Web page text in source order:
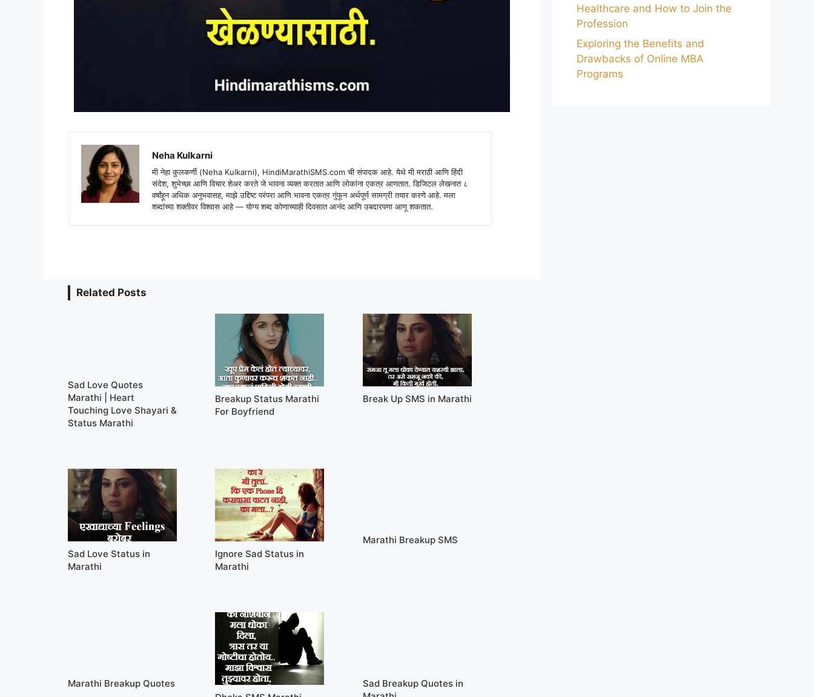
Neha Kulkarni
मी नेहा कुलकर्णी (Neha Kulkarni), HindiMarathiSMS.com ची संपादक आहे. येथे मी मराठी आणि हिंदी
संदेश, शुभेच्छा आणि विचार शेअर करते जे भावना व्यक्त करतात आणि लोकांना एकत्र आणतात. डिजिटल लेखनात ८
वर्षांहून अधिक अनुभवासह, माझे उद्दिष्ट परंपरा आणि भावना एकत्र गुंफून अर्थपूर्ण सामग्री तयार करणे आहे. मला
शब्दांच्या शक्तीवर विश्वास आहे — योग्य शब्द कोणाच्याही दिवसात आनंद आणि उबदारपणा आणू शकतात.
Related Posts
Sad Love Quotes
Marathi | Heart
Touching Love Shayari &
Status Marathi
Breakup Status Marathi
For Boyfriend
Break Up SMS in Marathi
Sad Love Status in
Marathi
Ignore Sad Status in
Marathi
Marathi Breakup SMS
Marathi Breakup Quotes
Sad Breakup Quotes in
Healthcare and How to Join the
Profession
Exploring the Benefits and
Drawbacks of Online MBA
Programs